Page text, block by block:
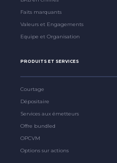
Faits marquants
Valeurs et Engagements
Equipe et Organisation
PRODUITS ET SERVICES
Courtage
Dépositaire
Services aux émetteurs
Offre bundled
OPCVM
Options sur actions